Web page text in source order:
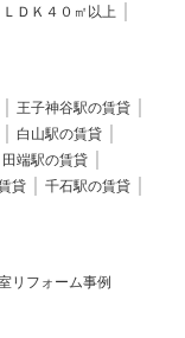
ＬＤＫ４０㎡以上
王子神谷駅の賃貸
白山駅の賃貸
田端駅の賃貸
貸
千石駅の賃貸
リフォーム事例